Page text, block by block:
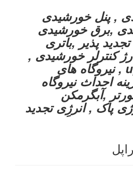
, پنل خورشیدی
,برق خورشیدی
پذیر ,باتری
کنترلر خورشیدی ,
یوپی اس , ups , نیروگاه های
احداث نیروگاه
,آبگرمکن
پاک , انرژِی تجدید